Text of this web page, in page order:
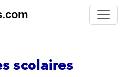
scolaires